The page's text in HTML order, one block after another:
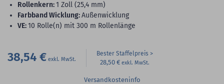
Rollenkern:1 Zoll (25,4 mm)
Farbband Wicklung:Außenwicklung
VE:10 Rolle(n) mit 300 m Rollenlänge
38,54 € Bester Staffelpreis
28,50 €
Versandkosteninfo